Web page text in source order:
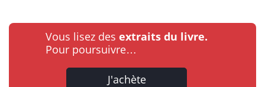
Vous lisez des extraits du livre.
Pour poursuivre…
J'achète